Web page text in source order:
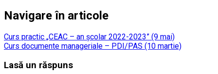
Navigare în articole
Curs practic „CEAC – an școlar 2022-2023” (9 mai)
Curs documente manageriale – PDI/PAS (10 martie)
Lasă un răspuns